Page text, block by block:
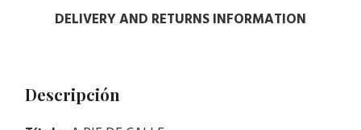
DELIVERY AND RETURNS INFORMATION
Descripción